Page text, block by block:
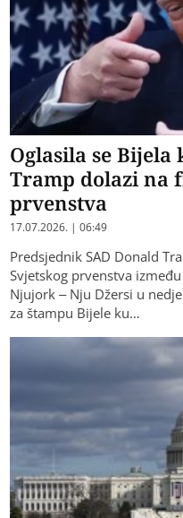
Oglasila se
Tramp dolazi na
prvenstva
17.07.2026. | 06:49
Predsjednik SAD Donald
Svjetskog prvenstva
Njujork – Nju Džersi u
za štampu Bijele ku…